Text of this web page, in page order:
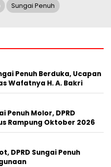
Sungai Penuh
Penuh Berduka, Ucapan
Wafatnya H. A. Bakri
Penuh Molor, DPRD
Rampung Oktober 2026
DPRD Sungai Penuh